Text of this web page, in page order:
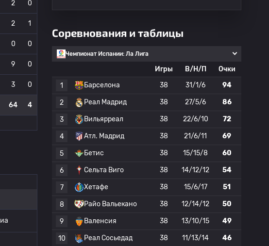
2 0
2 1
0 0
9 0
3 0
64 4
Соревнования и таблицы
Чемпионат Испании: Ла Лига
Игры В/Н/П
Очки
1
Барселона 38 31/1/6 94
2 Реал Мадрид 38 27/5/6 86
3 Вильярреал 38 22/6/10 72
4 Атл. Мадрид 38 21/6/11 69
5 Бетис 38 15/15/8 60
6 Сельта Виго 38 14/12/12 54
7 Хетафе 38 15/6/17 51
8 Райо Вальекано 38 12/14/12 50
9 Валенсия 38 13/10/15 49
10 Реал Сосьедад 38 11/13/14 46